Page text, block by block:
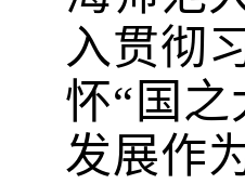
入贯彻
怀“国
发展作